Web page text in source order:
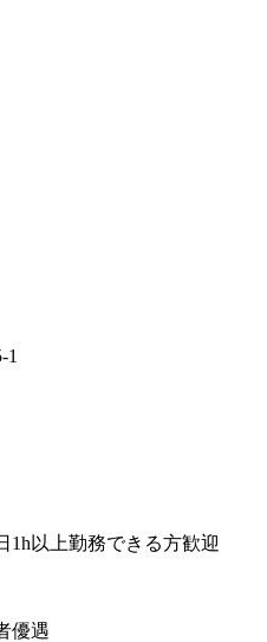
1
1h以上勤務できる方歓迎
優遇